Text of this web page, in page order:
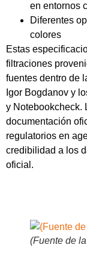
en entornos
Diferentes
colores
Estas
filtraciones
fuentes dentro de
Igor Bogdanov y
y Notebookcheck.
documentación
regulatorios en
credibilidad a los
oficial.
(Fuente de